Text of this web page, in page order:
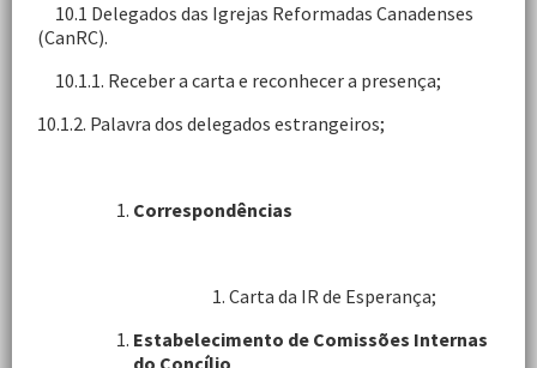
10.1 Delegados das Igrejas Reformadas Canadenses
(CanRC).
10.1.1. Receber a carta e reconhecer a presença;
10.1.2. Palavra dos delegados estrangeiros;
Correspondências
Carta da IR de Esperança;
Estabelecimento de Comissões Internas
do Concílio